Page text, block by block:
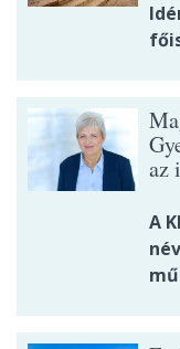
az
A